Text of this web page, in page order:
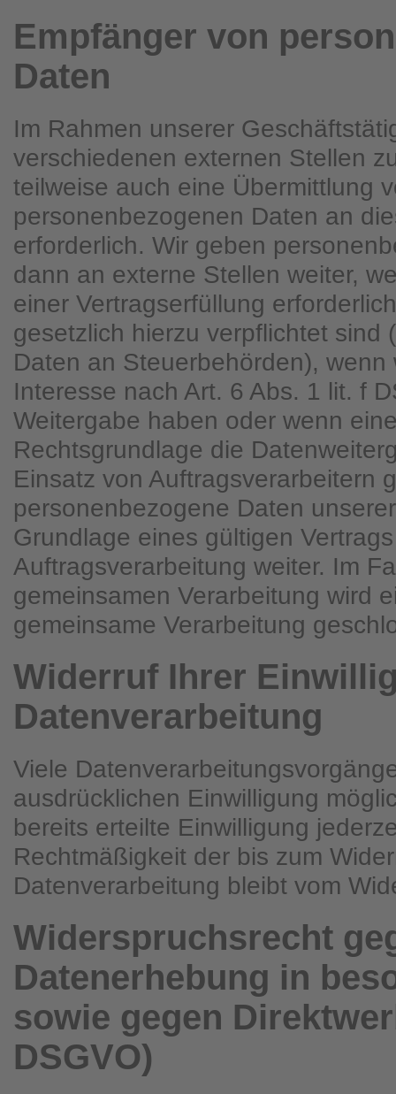
Empfänger von
Daten
Im Rahmen unserer
verschiedenen externen Stellen
teilweise auch eine Übermittlung
personenbezogenen Daten an
erforderlich. Wir geben
dann an externe Stellen weiter,
einer Vertragserfüllung
gesetzlich hierzu verpflichtet sind
Daten an Steuerbehörden),
Interesse nach Art. 6 Abs. 1 lit. f
Weitergabe haben oder wenn
Rechtsgrundlage die
Einsatz von Auftragsverarbeitern
personenbezogene Daten
Grundlage eines gültigen
Auftragsverarbeitung weiter. Im
gemeinsamen Verarbeitung wird
gemeinsame Verarbeitung
Widerruf Ihrer
Datenverarbeitung
Viele
ausdrücklichen Einwilligung
bereits erteilte Einwilligung
Rechtmäßigkeit der bis zum
Datenverarbeitung bleibt vom
Widerspruchsrecht
Datenerhebung in
sowie gegen
DSGVO)